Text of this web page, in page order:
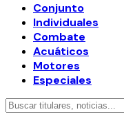
Conjunto
Individuales
Combate
Acuáticos
Motores
Especiales